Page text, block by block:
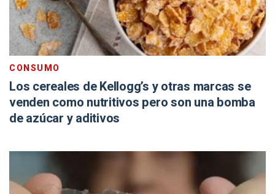
CONSUMO
Los cereales de Kellogg’s y otras marcas se
venden como nutritivos pero son una bomba
de azúcar y aditivos